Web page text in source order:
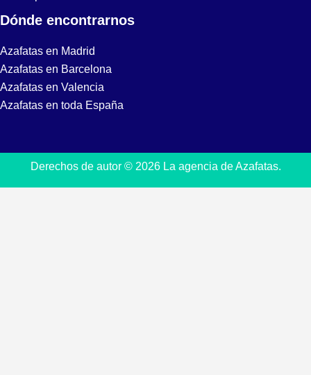
Dónde encontrarnos
Azafatas en Madrid
Azafatas en Barcelona
Azafatas en Valencia
Azafatas en toda España
Derechos de autor © 2026 La agencia de Azafatas.